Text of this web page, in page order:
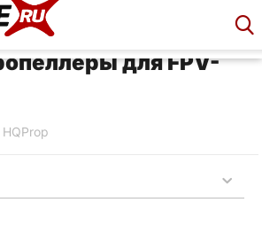
для FPV-
HQProp
Корзина